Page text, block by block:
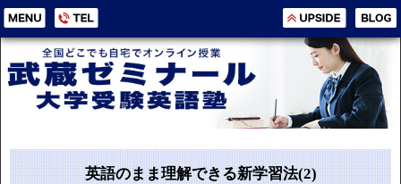
英語のまま理解できる新学習法(2)